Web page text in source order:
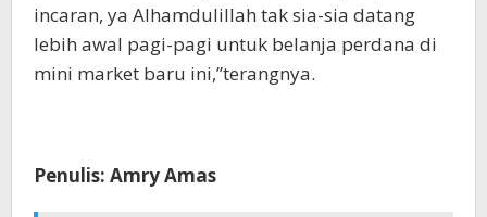
incaran, ya Alhamdulillah tak sia-sia datang
lebih awal pagi-pagi untuk belanja perdana di
mini market baru ini,”terangnya.
Penulis: Amry Amas